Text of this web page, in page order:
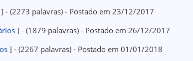
] - (2273 palavras) - Postado em 23/12/2017
] - (1879 palavras) - Postado em 26/12/2017
] - (2267 palavras) - Postado em 01/01/2018